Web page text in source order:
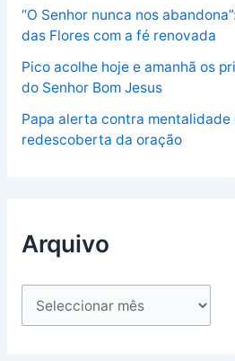
“O Senhor nunca nos
das Flores com a fé renovada
Pico acolhe hoje e amanhã os
do Senhor Bom Jesus
Papa alerta contra mentalidade
redescoberta da oração
Arquivo